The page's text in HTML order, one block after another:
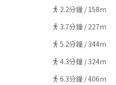
2.2分鐘 / 158m
3.7分鐘 / 227m
5.2分鐘 / 344m
4.3分鐘 / 324m
6.3分鐘 /406m